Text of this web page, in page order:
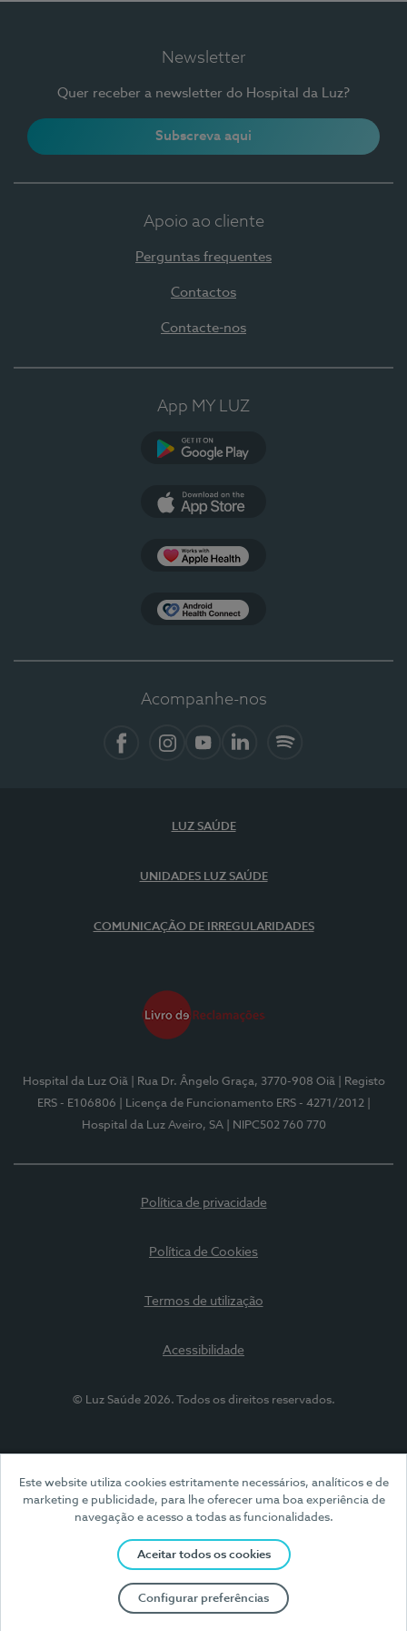
Este website utiliza cookies estritamente necessários, analíticos e de
marketing e publicidade, para lhe oferecer uma boa experiência de
navegação e acesso a todas as funcionalidades.
Aceitar todos os cookies
Configurar preferências
Newsletter
Quer receber a newsletter do Hospital da Luz?
Subscreva aqui
Apoio ao cliente
Perguntas frequentes
Contactos
Contacte-nos
App MY LUZ
Acompanhe-nos
LUZ SAÚDE
UNIDADES LUZ SAÚDE
COMUNICAÇÃO DE IRREGULARIDADES
Hospital da Luz Oiã | Rua Dr. Ângelo Graça, 3770-908 Oiã
| Registo
ERS - E106806
| Licença de Funcionamento ERS - 4271/2012
Hospital da Luz Aveiro, SA
| NIPC502 760 770
Política de privacidade
Política de Cookies
Termos de utilização
Acessibilidade
© Luz Saúde 2026. Todos os direitos reservados.